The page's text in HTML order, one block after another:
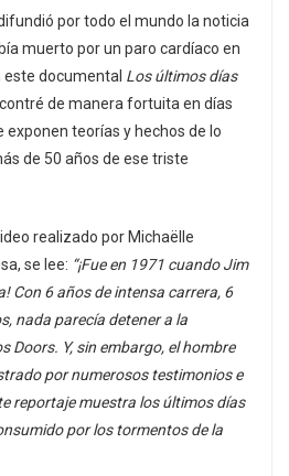
por todo el mundo la noticia
muerto por un paro cardíaco en
este documental Los últimos días
de manera fortuita en días
exponen teorías y hechos de lo
de 50 años de ese triste
realizado por Michaëlle
se lee: “¡Fue en 1971 cuando Jim
Con 6 años de intensa carrera, 6
nada parecía detener a la
Doors. Y, sin embargo, el hombre
por numerosos testimonios e
reportaje muestra los últimos días
por los tormentos de la